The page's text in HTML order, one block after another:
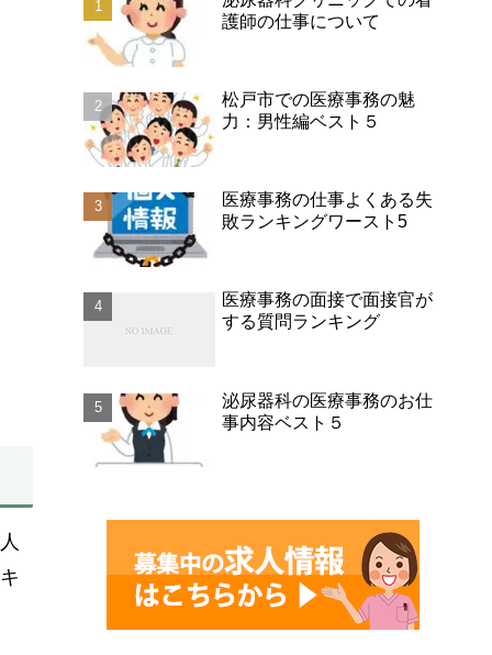
護師の仕事について
松戸市での医療事務の魅
力：男性編ベスト５
医療事務の仕事よくある失
敗ランキングワースト5
医療事務の面接で面接官が
する質問ランキング
泌尿器科の医療事務のお仕
事内容ベスト５